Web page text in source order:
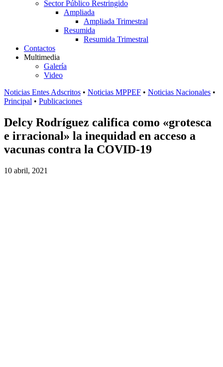
Sector Público Restringido
Ampliada
Ampliada Trimestral
Resumida
Resumida Trimestral
Contactos
Multimedia
Galería
Video
Noticias Entes Adscritos • Noticias MPPEF • Noticias Nacionales •
Principal • Publicaciones
Delcy Rodríguez califica como «grotesca
e irracional» la inequidad en acceso a
vacunas contra la COVID-19
10 abril, 2021